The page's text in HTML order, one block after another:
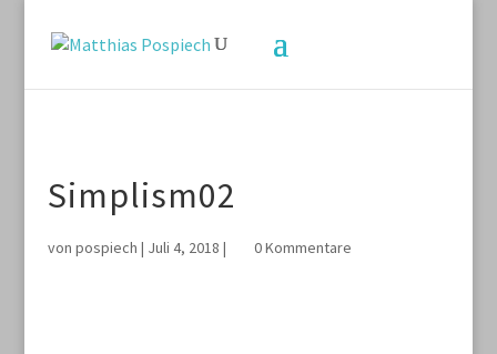
Simplism02
von pospiech | Juli 4, 2018 | 0 Kommentare